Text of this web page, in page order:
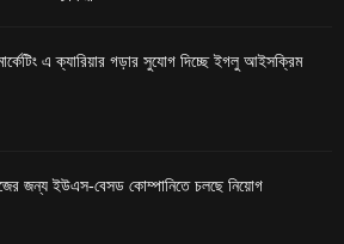
এ ক্যারিয়ার গড়ার সুযোগ দিচ্ছে ইগলু আইসক্রিম
জন্য ইউএস-বেসড কোম্পানিতে চলছে নিয়োগ